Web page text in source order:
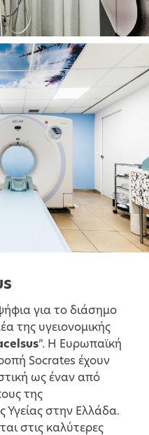
για το διάσημο
της υγειονομικής
”. H Ευρωπαϊκή
Socrates έχουν
ως έναν από
της
στην Ελλάδα.
στις καλύτερες